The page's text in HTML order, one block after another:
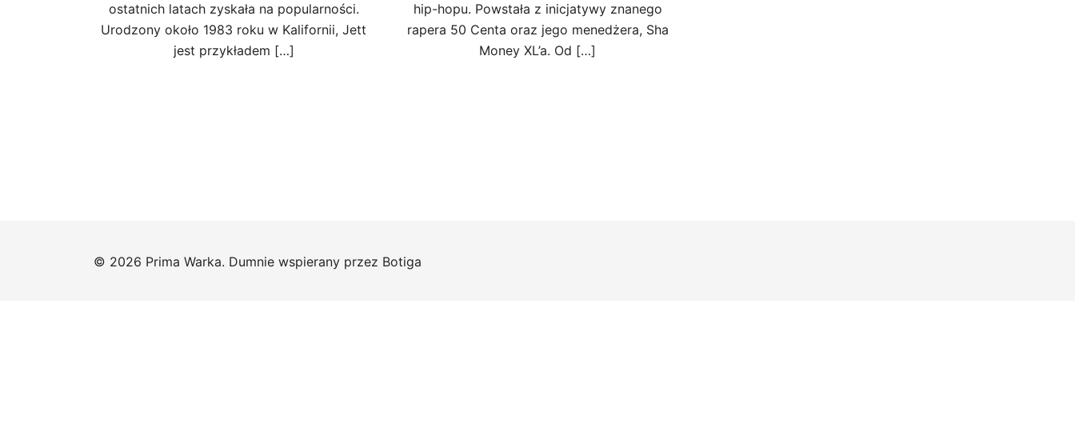
ostatnich latach zyskała na popularności.
Urodzony około 1983 roku w Kalifornii, Jett
jest przykładem […]
hip-hopu. Powstała z inicjatywy znanego
rapera 50 Centa oraz jego menedżera, Sha
Money XL’a. Od […]
© 2026 Prima Warka. Dumnie wspierany przez Botiga